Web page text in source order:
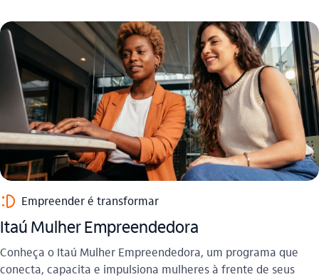
sorriso_outline Empreender é transformar
Itaú Mulher Empreendedora
Conheça o Itaú Mulher Empreendedora, um programa que
conecta, capacita e impulsiona mulheres à frente de seus